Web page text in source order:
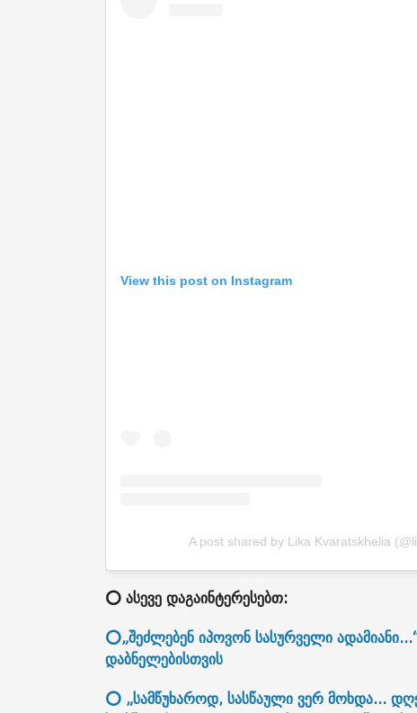
View this post on Instagram
A post shared by Lika Kvaratskhelia
⭕ ასევე დაგაინტერესებთ:
⭕„შეძლებენ იპოვონ სასურველი
დაბნელებისთვის
⭕ „სამწუხაროდ, სასწაული ვერ მოხდა...